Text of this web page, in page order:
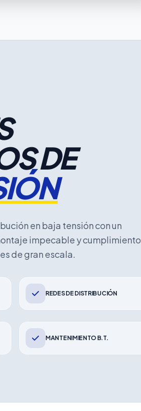
DE
en baja tensión con un
impecable y cumplimiento
de gran escala.
REDES DE DISTRIBUCIÓN
MANTENIMIENTO B.T.